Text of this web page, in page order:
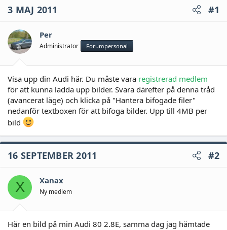
3 MAJ 2011 #1
Per
Administrator Forumpersonal
Visa upp din Audi här. Du måste vara registrerad medlem
för att kunna ladda upp bilder. Svara därefter på denna tråd
(avancerat läge) och klicka på "Hantera bifogade filer"
nedanför textboxen för att bifoga bilder. Upp till 4MB per
bild
16 SEPTEMBER 2011 #2
X Xanax
Ny medlem
Här en bild på min Audi 80 2.8E, samma dag jag hämtade